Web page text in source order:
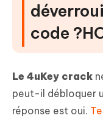
code
Le 4uKey crack
peut-il débloquer
réponse est oui.